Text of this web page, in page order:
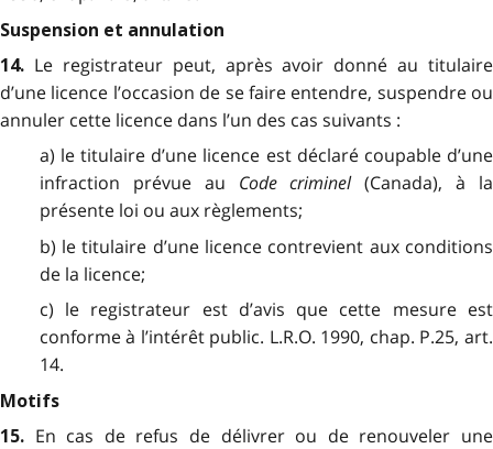
Suspension et annulation
14. Le registrateur peut, après avoir donné au titulaire
d’une licence l’occasion de se faire entendre, suspendre ou
annuler cette licence dans l’un des cas suivants :
a) le titulaire d’une licence est déclaré coupable d’une
infraction prévue au Code criminel(Canada), à la
présente loi ou aux règlements;
b) le titulaire d’une licence contrevient aux conditions
de la licence;
c) le registrateur est d’avis que cette mesure est
conforme à l’intérêt public. L.R.O. 1990, chap. P.25, art.
14.
Motifs
15. En cas de refus de délivrer ou de renouveler une